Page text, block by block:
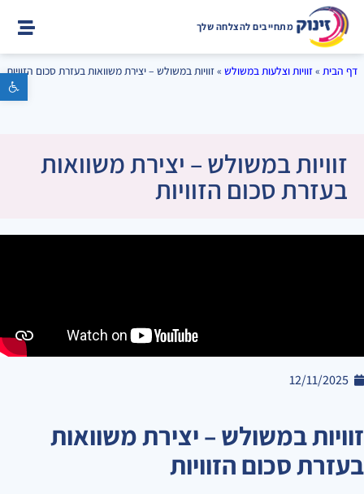
פתח סרגל נגישות
מתחייבים להצלחה שלך
דף הבית »זוויות וצלעות במשולש »זוויות במשולש – יצירת משוואות בעזרת סכום הזוויות
זוויות במשולש – יצירת משוואות
בעזרת סכום הזוויות
12/11/2025
זוויות במשולש – יצירת משוואות
בעזרת סכום הזוויות